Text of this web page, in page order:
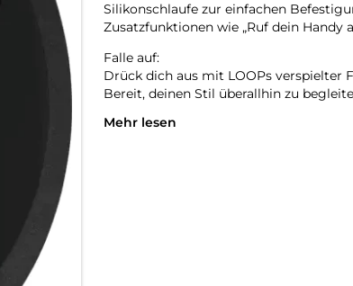
Silikonschlaufe zur einfachen
Zusatzfunktionen wie „Ruf dein Handy
Falle auf:
Drück dich aus mit LOOPs verspielter
Bereit, deinen Stil überallhin zu
Einfach aufladen:
Mehr lesen